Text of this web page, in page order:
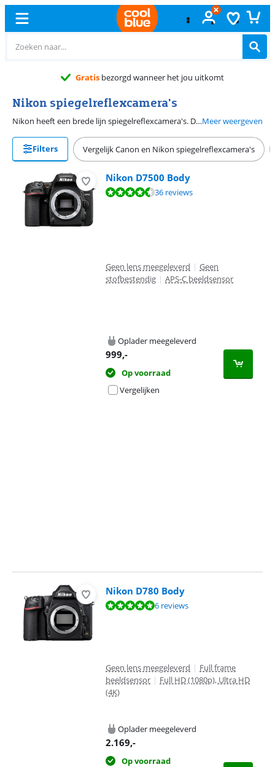
het jou uitkomt
Nikon spiegelreflexcamera's
Nikon heeft een brede lijn spiegelreflexcamera's. De professionele fotograaf kan rekenen op de krachtige EXPEED-processor, een snel en nauwkeurig focussysteem en de grote, gevoelige sensor. Omdat de geavanceerde features in een intuïtieve bedieningsstructuur zijn gegoten, maakt ook de startende fotograaf eenvoudig foto's van hoge kwaliteit.Meer weergeven
Filters Vergelijk Canon en Nikon spiegelreflexcamera's
Nikon D7500 Body
Beoordeling is 9,3 van de 10, gebaseerd op 36 reviews.
36 reviews
Geen lens meegeleverd | Geen
stofbestendig | APS-C beeldsensor
Oplader meegeleverd
999,-
Op voorraad
Vergelijken
Nikon D780 Body
Beoordeling is 9,5 van de 10, gebaseerd op 6 reviews.
6 reviews
Geen lens meegeleverd | Full frame
beeldsensor | Full HD (1080p), Ultra HD
(4K)
Oplader meegeleverd
2.169,-
Op voorraad